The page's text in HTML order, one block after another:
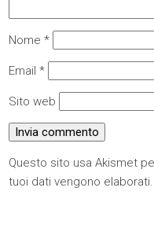
Nome*
Email*
Sito web
Questo sito usa Akismet
tuoi dati vengono elaborati.